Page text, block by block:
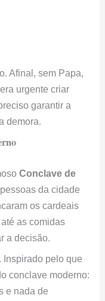
Afinal, sem Papa,
urgente criar
garantir a
demora.
Conclave de
da cidade
os cardeais
as comidas
a decisão.
Inspirado pelo que
conclave moderno:
e nada de